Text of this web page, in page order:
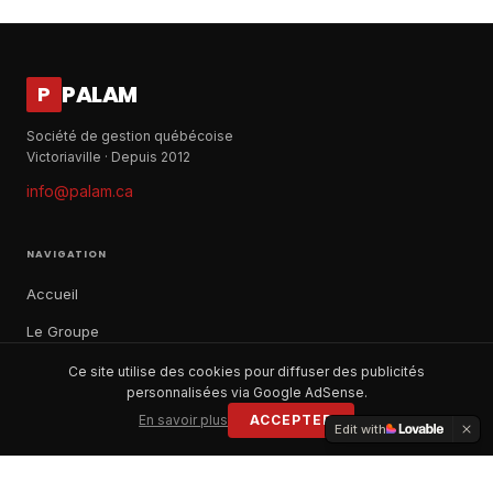
P PALAM
Société de gestion québécoise
Victoriaville · Depuis 2012
info@palam.ca
NAVIGATION
Accueil
Le Groupe
Notre histoire
Ce site utilise des cookies pour diffuser des publicités
personnalisées via Google AdSense.
En savoir plus
ACCEPTER
Edit with